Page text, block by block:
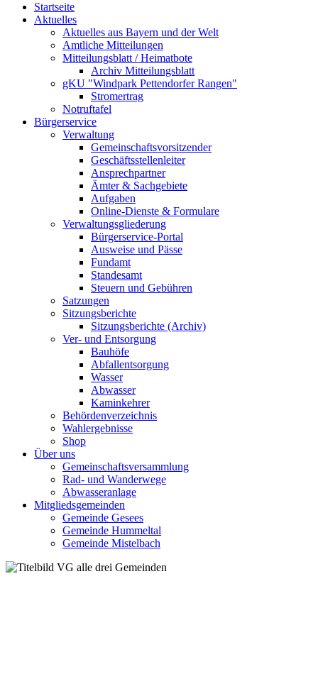
Startseite
Aktuelles
Aktuelles aus Bayern und der Welt
Amtliche Mitteilungen
Mitteilungsblatt / Heimatbote
Archiv Mitteilungsblatt
gKU "Windpark Pettendorfer Rangen"
Stromertrag
Notruftafel
Bürgerservice
Verwaltung
Gemeinschaftsvorsitzender
Geschäftsstellenleiter
Ansprechpartner
Ämter & Sachgebiete
Aufgaben
Online-Dienste & Formulare
Verwaltungsgliederung
Bürgerservice-Portal
Ausweise und Pässe
Fundamt
Standesamt
Steuern und Gebühren
Satzungen
Sitzungsberichte
Sitzungsberichte (Archiv)
Ver- und Entsorgung
Bauhöfe
Abfallentsorgung
Wasser
Abwasser
Kaminkehrer
Behördenverzeichnis
Wahlergebnisse
Shop
Über uns
Gemeinschaftsversammlung
Rad- und Wanderwege
Abwasseranlage
Mitgliedsgemeinden
Gemeinde Gesees
Gemeinde Hummeltal
Gemeinde Mistelbach